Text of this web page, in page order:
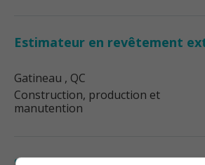
Estimateur en revêtement
Gatineau , QC
Construction, production et
manutention